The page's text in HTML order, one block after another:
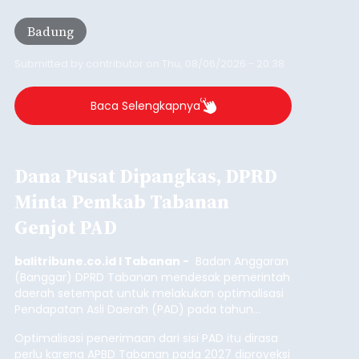
Badung
Baca Selengkapnya
Dana Pusat Dipangkas, DPRD
Minta Pemkab Tabanan
Genjot PAD
balitribune.co.id I Tabanan - Badan Anggaran
(Banggar) DPRD Tabanan mendesak pemerintah
daerah setempat untuk melakukan optimalisasi
Pendapatan Asli Daerah (PAD) pada tahun
Optimalisasi penerimaan dari sisi PAD itu dirasa
perlu karena APBD Tabanan pada 2027 diproyeksi